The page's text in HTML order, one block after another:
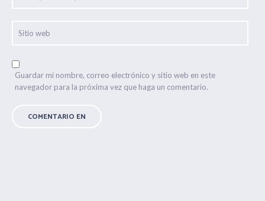
Guardar mi nombre, correo electrónico y sitio web en este
navegador para la próxima vez que haga un comentario.